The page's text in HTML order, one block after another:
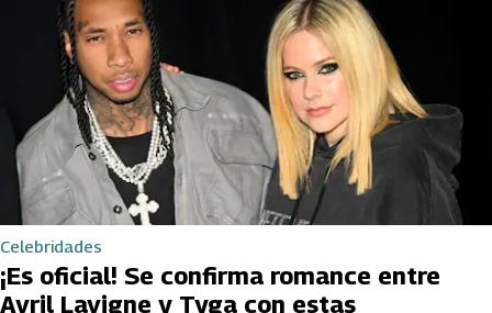
Celebridades
¡Es oficial! Se confirma romance entre
Avril Lavigne y Tyga con estas